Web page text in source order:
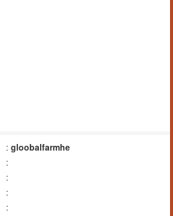
: gloobalfarmhe
:
:
:
: